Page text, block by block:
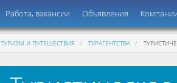
Работа, вакансии Объявления
ТУРИЗМ И ПУТЕШЕСТВИЯ ТУРАГЕНТСТВА